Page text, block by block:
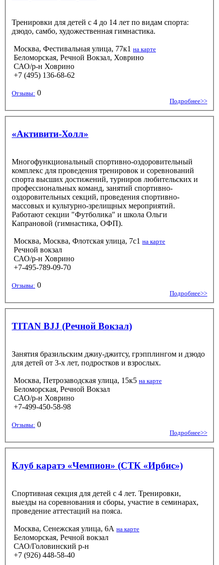
Тренировки для детей с 4 до 14 лет по видам спорта:
дзюдо, самбо, художественная гимнастика.
Москва, Фестивальная улица, 77к1 на карте
Беломорская, Речной Вокзал, Ховрино
САО/р-н Ховрино
+7 (495) 136-68-62
Отзывы: 0
Подробнее>>
«Активити-Холл»
Многофункциональный спортивно-оздоровительный
комплекс для проведения тренировок и соревнований
спорта высших достижений, турниров любительских и
профессиональных команд, занятий спортивно-
оздоровительных секций, проведения спортивно-
массовых и культурно-зрелищных мероприятий.
Работают секции "Футболика" и школа Ольги
Капрановой (гимнастика, ОФП).
Москва, Москва, Флотская улица, 7с1 на карте
Речной вокзал
САО/р-н Ховрино
+7-495-789-09-70
Отзывы: 0
Подробнее>>
TITAN BJJ (Речной Вокзал)
Занятия бразильским джиу-джитсу, грэпплингом и дзюдо
для детей от 3-х лет, подростков и взрослых.
Москва, Петрозаводская улица, 15к5 на карте
Беломорская, Речной Вокзал
САО/р-н Ховрино
+7-499-450-58-98
Отзывы: 0
Подробнее>>
Клуб каратэ «Чемпион» (СТК «Ирбис»)
Спортивная секция для детей с 4 лет. Тренировки,
выезды на соревнования и сборы, участие в семинарах,
проведение аттестаций на пояса.
Москва, Сенежская улица, 6А на карте
Беломорская, Речной вокзал
САО/Головинский р-н
+7 (926) 448-58-40